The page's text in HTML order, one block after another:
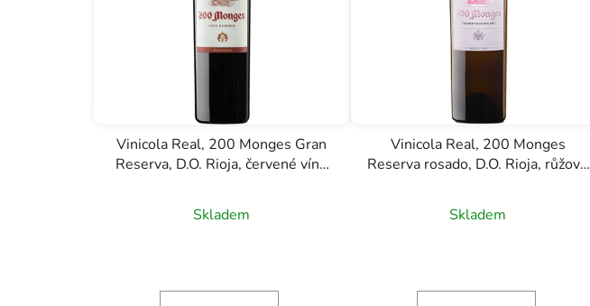
Vinicola Real, 200 Monges Gran
Reserva, D.O. Rioja, červené víno
Skladem
Vinicola Real, 200 Monges
Reserva rosado, D.O. Rioja, růžové
Skladem